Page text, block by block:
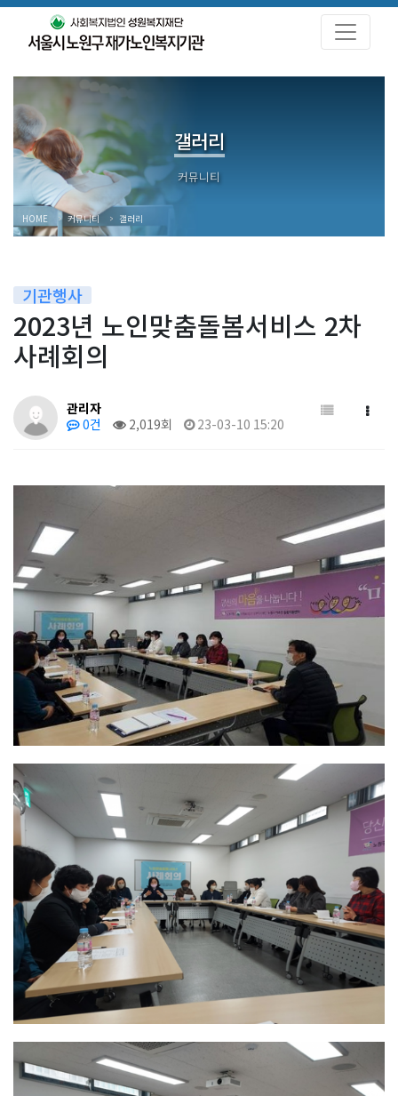
갤러리
HOME 커뮤니티 갤러리
기관행사
2023년 노인맞춤돌봄서비스 2차
사례회의
관리자
0건
2,019회 23-03-10 15:20